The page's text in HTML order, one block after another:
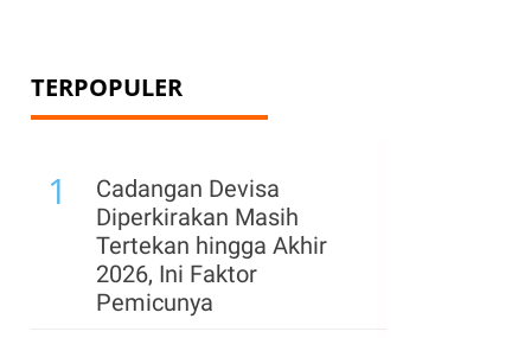
TERPOPULER
1
Cadangan Devisa
Diperkirakan Masih
Tertekan hingga Akhir
2026, Ini Faktor
Pemicunya